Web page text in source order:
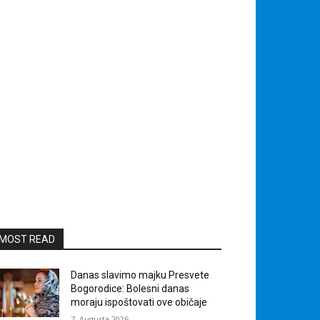
READ
Danas slavimo majku Presvete
Bogorodice: Bolesni danas
moraju ispoštovati ove običaje